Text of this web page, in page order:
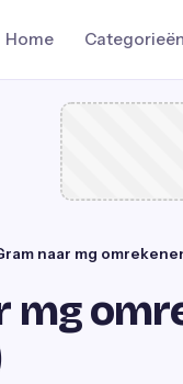
Home Categorieën
naar mg
mg